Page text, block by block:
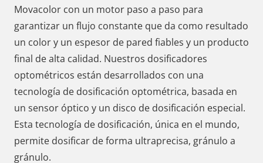
Movacolor con un motor paso a paso para
garantizar un flujo constante que da como resultado
un color y un espesor de pared fiables y un producto
final de alta calidad. Nuestros dosificadores
optométricos están desarrollados con una
tecnología de dosificación optométrica, basada en
un sensor óptico y un disco de dosificación especial.
Esta tecnología de dosificación, única en el mundo,
permite dosificar de forma ultraprecisa, gránulo a
gránulo.